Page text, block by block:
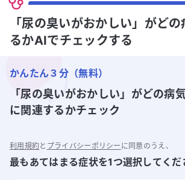
「尿の臭いがおかしい」がど
るかAIでチェックする
かんたん３分（無料）
「尿の臭いがおかしい」 がどの病
に関連するかチェック
利用規約と プライバシーポリシー に同意のうえ、
最もあてはまる症状を1つ選択してくだ